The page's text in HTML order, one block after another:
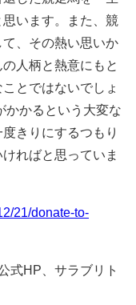
います。また、競
、その熱い思いか
人柄と熱意にもと
とではないでしょ
かかるという大変な
きりにするつもり
ればと思っていま
21/donate-to-
式HP、サラブリト